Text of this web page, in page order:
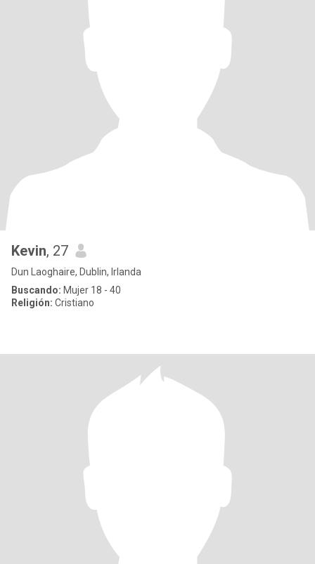
Kevin, 27
Dun Laoghaire, Dublin, Irlanda
Buscando: Mujer 18 - 40
Religión: Cristiano